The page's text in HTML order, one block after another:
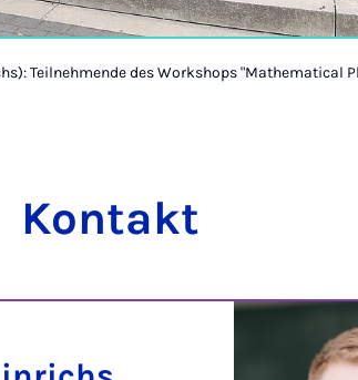
Teilnehmende des Workshops "Mathematical
Kontakt